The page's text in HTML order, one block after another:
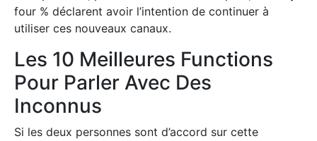
four % déclarent avoir l’intention de continuer à
utiliser ces nouveaux canaux.
Les 10 Meilleures Functions
Pour Parler Avec Des
Inconnus
Si les deux personnes sont d’accord sur cette